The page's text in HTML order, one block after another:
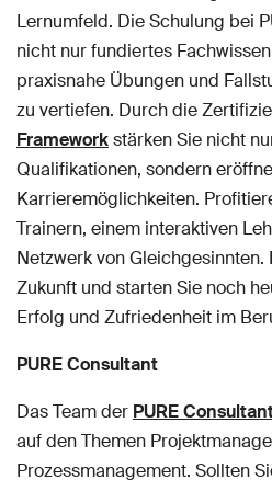
Lernumfeld. Die Schulung bei
nicht nur fundiertes
praxisnahe Übungen und
zu vertiefen. Durch die
Frameworkstärken Sie nicht
Qualifikationen, sondern
Karrieremöglichkeiten.
Trainern, einem interaktiven
Netzwerk von Gleichgesinnten.
Zukunft und starten Sie noch
Erfolg und Zufriedenheit im
PURE Consultant
Das Team der PURE
auf den Themen
Prozessmanagement. Sollten